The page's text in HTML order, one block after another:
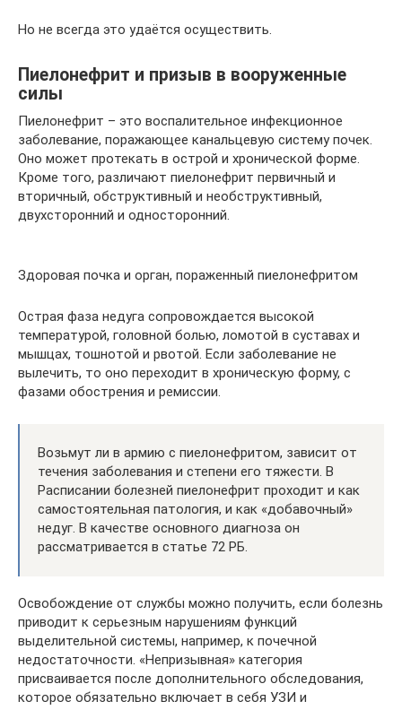
Но не всегда это удаётся осуществить.
Пиелонефрит и призыв в вооруженные
силы
Пиелонефрит – это воспалительное инфекционное
заболевание, поражающее канальцевую систему почек.
Оно может протекать в острой и хронической форме.
Кроме того, различают пиелонефрит первичный и
вторичный, обструктивный и необструктивный,
двухсторонний и односторонний.
Здоровая почка и орган, пораженный пиелонефритом
Острая фаза недуга сопровождается высокой
температурой, головной болью, ломотой в суставах и
мышцах, тошнотой и рвотой. Если заболевание не
вылечить, то оно переходит в хроническую форму, с
фазами обострения и ремиссии.
Возьмут ли в армию с пиелонефритом, зависит от
течения заболевания и степени его тяжести. В
Расписании болезней пиелонефрит проходит и как
самостоятельная патология, и как «добавочный»
недуг. В качестве основного диагноза он
рассматривается в статье 72 РБ.
Освобождение от службы можно получить, если болезнь
приводит к серьезным нарушениям функций
выделительной системы, например, к почечной
недостаточности. «Непризывная» категория
присваивается после дополнительного обследования,
которое обязательно включает в себя УЗИ и